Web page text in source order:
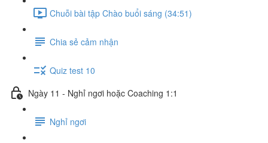
Chuỗi bài tập Chào buổi sáng (34:51)
Chia sẻ cảm nhận
Quiz test 10
Ngày 11 - Nghỉ ngơi hoặc Coaching 1:1
Nghỉ ngơi